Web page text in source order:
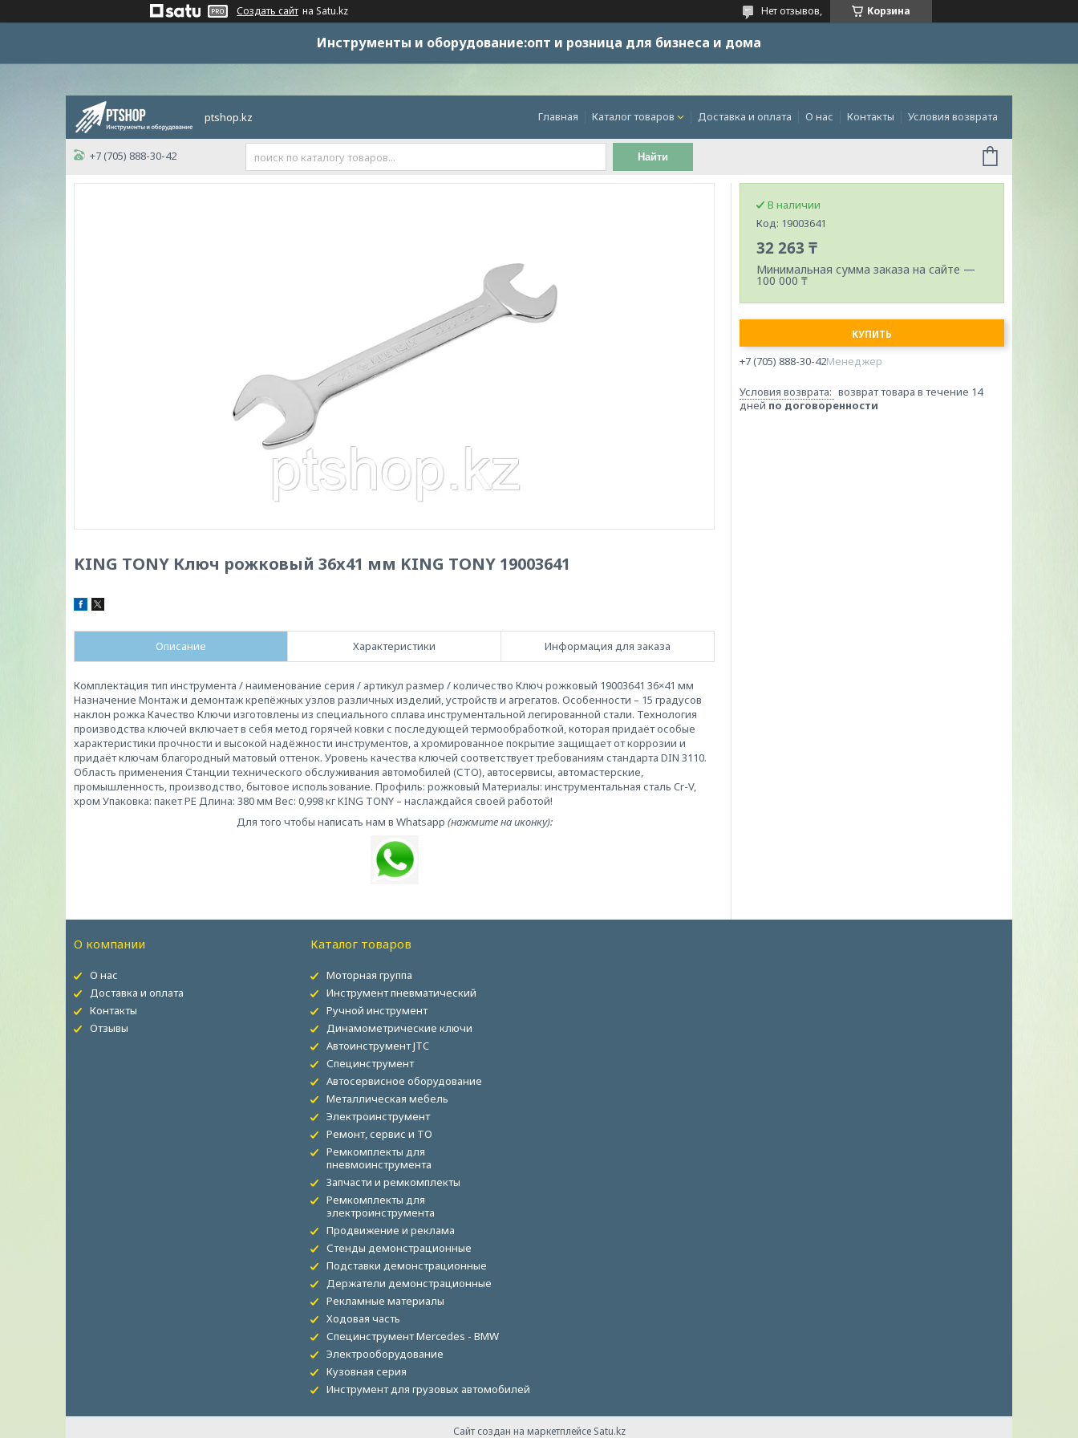
Создать сайт на Satu.kz Корзина
Нет отзывов,
Инструменты и оборудование:опт и розница для бизнеса и дома
ptshop.kz Главная Каталог товаров Доставка и оплата О нас Контакты Условия возврата
+7 (705) 888-30-42 Найти
KING TONY Ключ рожковый 36x41 мм KING TONY 19003641
Описание Характеристики Информация для заказа
Комплектация тип инструмента / наименование серия / артикул размер / количество Ключ рожковый 19003641 36×41 мм
Назначение Монтаж и демонтаж крепёжных узлов различных изделий, устройств и агрегатов. Особенности – 15 градусов
наклон рожка Качество Ключи изготовлены из специального сплава инструментальной легированной стали. Технология
производства ключей включает в себя метод горячей ковки с последующей термообработкой, которая придаёт особые
характеристики прочности и высокой надёжности инструментов, а хромированное покрытие защищает от коррозии и
придаёт ключам благородный матовый оттенок. Уровень качества ключей соответствует требованиям стандарта DIN 3110.
Область применения Станции технического обслуживания автомобилей (СТО), автосервисы, автомастерские,
промышленность, производство, бытовое использование. Профиль: рожковый Материалы: инструментальная сталь Cr-V,
хром Упаковка: пакет PE Длина: 380 мм Вес: 0,998 кг KING TONY – наслаждайся своей работой!
Для того чтобы написать нам в Whatsapp (нажмите на иконку):
В наличии
Код: 19003641
32 263 ₸
Минимальная сумма заказа на сайте —
100 000 ₸
КУПИТЬ
+7 (705) 888-30-42Менеджер
возврат товара в течение 14
дней по договоренности
О компании
О нас
Доставка и оплата
Контакты
Отзывы
Каталог товаров
Моторная группа
Инструмент пневматический
Ручной инструмент
Динамометрические ключи
Автоинструмент JTC
Специнструмент
Автосервисное оборудование
Металлическая мебель
Электроинструмент
Ремонт, сервис и ТО
Ремкомплекты для
пневмоинструмента
Запчасти и ремкомплекты
Ремкомплекты для
электроинструмента
Продвижение и реклама
Стенды демонстрационные
Подставки демонстрационные
Держатели демонстрационные
Рекламные материалы
Ходовая часть
Специнструмент Mercedes - BMW
Электрооборудование
Кузовная серия
Инструмент для грузовых автомобилей
Сайт создан на маркетплейсе Satu.kz